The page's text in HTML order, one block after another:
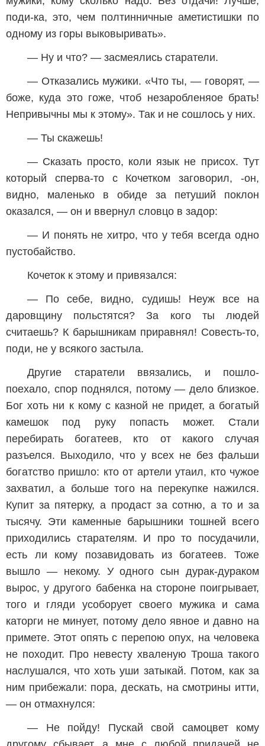
поди-ка, это, чем полтинничные аметистишки по
одному из горы выковыривать».
— Ну и что? — засмеялись старатели.
— Отказались мужики. «Что ты, — говорят, —
боже, куда это гоже, чтоб незаробленяое брать!
Непривычны мы к этому». Так и не сошлось у них.
— Ты скажешь!
— Сказать просто, коли язык не присох. Тут
который сперва-то с Кочетком заговорил, -он,
видно, маленько в обиде за петуший поклон
оказался, — он и ввернул словцо в задор:
— И понять не хитро, что у тебя всегда одно
пустобайство.
Кочеток к этому и привязался:
— По себе, видно, судишь! Неуж все на
даровщину польстятся? За кого ты людей
считаешь? К барышникам приравнял! Совесть-то,
поди, не у всякого застыла.
Другие старатели ввязались, и пошло-
поехало, спор поднялся, потому — дело близкое.
Бог хоть ни к кому с казной не придет, а богатый
камешок под руку попасть может. Стали
перебирать богатеев, кто от какого случая
разъелся. Выходило, что у всех не без фальши
богатство пришло: кто от артели утаил, кто чужое
захватил, а больше того на перекупке нажился.
Купит за пятерку, а продаст за сотню, а то и за
тысячу. Эти каменные барышники тошней всего
приходились старателям. И про то посудачили,
есть ли кому позавидовать из богатеев. Тоже
вышло — некому. У одного сын дурак-дураком
вырос, у другого бабенка на стороне поигрывает,
того и гляди усоборует своего мужика и сама
каторги не минует, потому дело явное и давно на
примете. Этот опять с перепою опух, на человека
не походит. Про невесту хваленую Троша такого
наслушался, что хоть уши затыкай. Потом, как за
ним прибежали: пора, дескать, на смотрины итти,
— он отмахнулся:
— Не пойду! Пускай свой самоцвет кому